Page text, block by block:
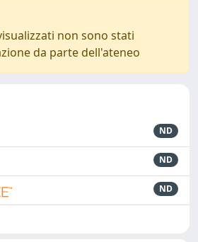
non sono stati
da parte dell'ateneo
ND
ND
ND